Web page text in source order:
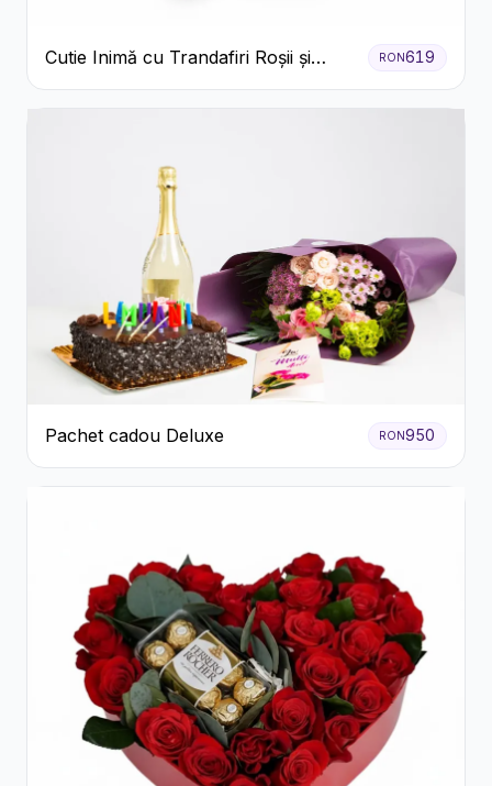
Cutie Inimă cu Trandafiri Roșii și
Bomboane Raffaello
RON619
Pachet cadou Deluxe RON950